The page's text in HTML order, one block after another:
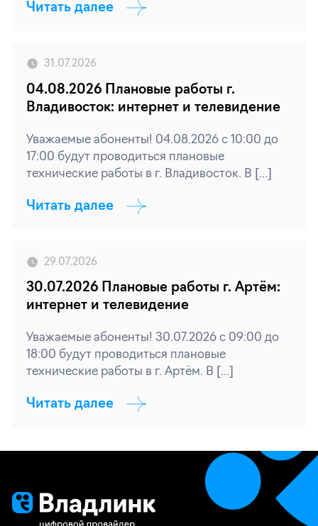
Читать далее
31.07.2026
04.08.2026 Плановые работы г.
Владивосток: интернет и телевидение
Уважаемые абоненты! 04.08.2026 с 10:00 до
17:00 будут проводиться плановые
технические работы в г. Владивосток. В […]
Читать далее
29.07.2026
30.07.2026 Плановые работы г. Артём:
интернет и телевидение
Уважаемые абоненты! 30.07.2026 с 09:00 до
18:00 будут проводиться плановые
технические работы в г. Артём. В […]
Читать далее